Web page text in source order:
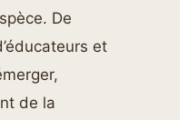
De
et
de la